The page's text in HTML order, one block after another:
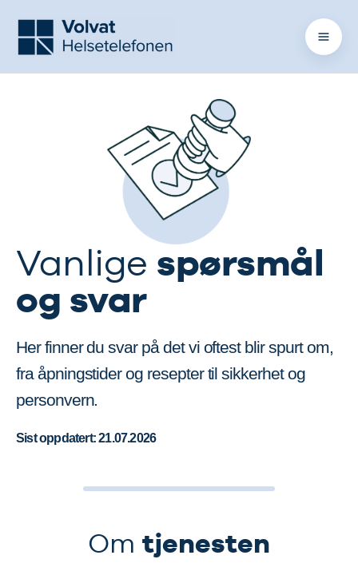
Vanlige spørsmål
og svar
Her finner du svar på det vi oftest blir spurt om,
fra åpningstider og resepter til sikkerhet og
personvern.
Sist oppdatert: 21.07.2026
Om tjenesten